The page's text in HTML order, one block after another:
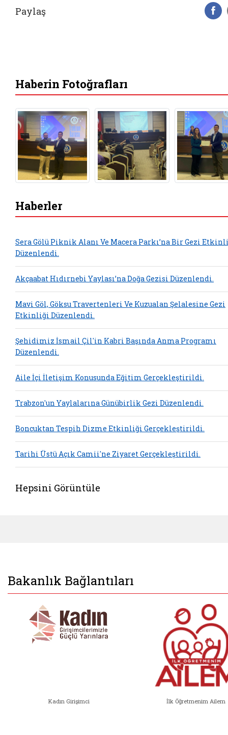
Paylaş
Haberin Fotoğrafları
Haberler
Sera Gölü Piknik Alanı Ve Macera Parkı’na Bir Gezi
Düzenlendi.
Akçaabat Hıdırnebi Yaylası’na Doğa Gezisi Düzenlendi.
Mavi Göl, Göksu Travertenleri Ve Kuzualan Şelalesine Gezi
Etkinliği Düzenlendi.
Şehidimiz İsmail Çil'in Kabri Başında Anma Programı
Düzenlendi.
Aile İçi İletişim Konusunda Eğitim Gerçekleştirildi.
Trabzon'un Yaylalarına Günübirlik Gezi Düzenlendi.
Boncuktan Tespih Dizme Etkinliği Gerçekleştirildi.
Tarihi Üstü Açık Camii'ne Ziyaret Gerçekleştirildi.
Hepsini Görüntüle
Bakanlık Bağlantıları
Kadın Girişimci İlk Öğretmenim Ailem